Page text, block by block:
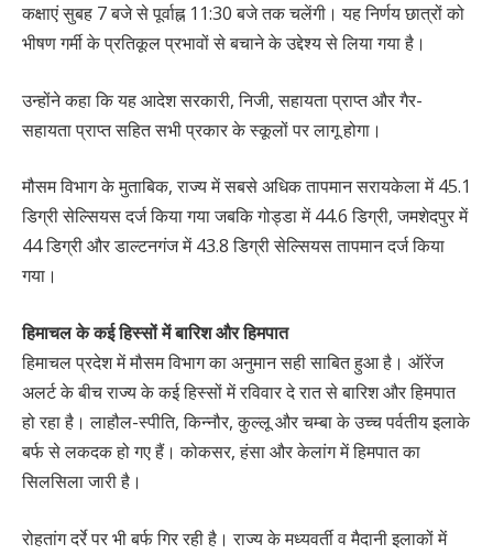
कक्षाएं सुबह 7 बजे से पूर्वाह्न 11:30 बजे तक चलेंगी। यह निर्णय छात्रों को
भीषण गर्मी के प्रतिकूल प्रभावों से बचाने के उद्देश्य से लिया गया है।
उन्होंने कहा कि यह आदेश सरकारी, निजी, सहायता प्राप्त और गैर-
सहायता प्राप्त सहित सभी प्रकार के स्कूलों पर लागू होगा।
मौसम विभाग के मुताबिक, राज्य में सबसे अधिक तापमान सरायकेला में 45.1
डिग्री सेल्सियस दर्ज किया गया जबकि गोड्डा में 44.6 डिग्री, जमशेदपुर में
44 डिग्री और डाल्टनगंज में 43.8 डिग्री सेल्सियस तापमान दर्ज किया
गया।
हिमाचल के कई हिस्सों में बारिश और हिमपात
हिमाचल प्रदेश में मौसम विभाग का अनुमान सही साबित हुआ है। ऑरेंज
अलर्ट के बीच राज्य के कई हिस्सों में रविवार दे रात से बारिश और हिमपात
हो रहा है। लाहौल-स्पीति, किन्नौर, कुल्लू और चम्बा के उच्च पर्वतीय इलाके
बर्फ से लकदक हो गए हैं। कोकसर, हंसा और केलांग में हिमपात का
सिलसिला जारी है।
रोहतांग दर्रे पर भी बर्फ गिर रही है। राज्य के मध्यवर्ती व मैदानी इलाकों में